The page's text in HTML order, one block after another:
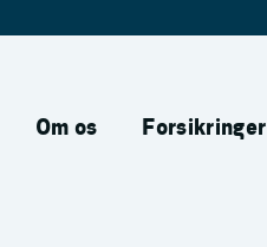
Om os Forsikringer